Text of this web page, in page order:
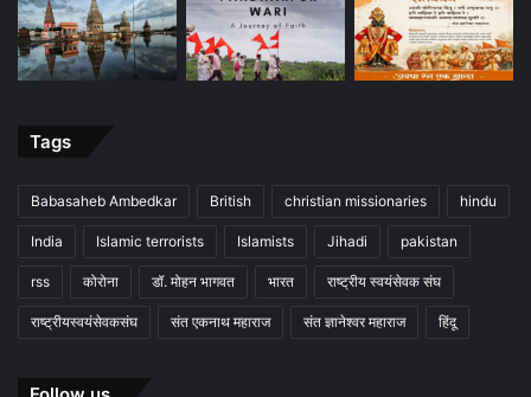
Tags
Babasaheb Ambedkar British christian missionaries hindu
India Islamic terrorists Islamists Jihadi pakistan
rss कोरोना डॉ. मोहन भागवत भारत राष्ट्रीय स्वयंसेवक संघ
राष्ट्रीयस्वयंसेवकसंघ संत एकनाथ महाराज संत ज्ञानेश्वर महाराज हिंदू